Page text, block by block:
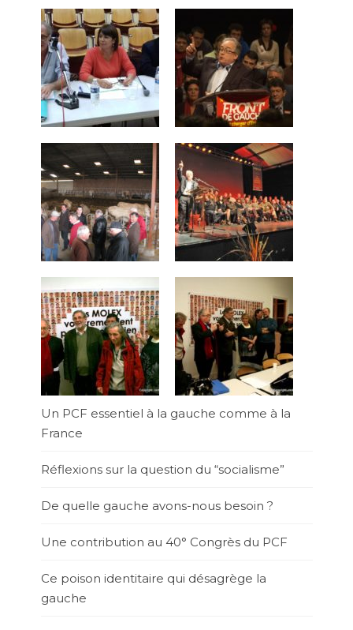
Un PCF essentiel à la gauche comme à la
France
Réflexions sur la question du “socialisme”
De quelle gauche avons-nous besoin ?
Une contribution au 40° Congrès du PCF
Ce poison identitaire qui désagrège la
gauche